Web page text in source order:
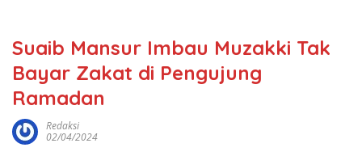
Suaib Mansur Imbau Muzakki Tak
Bayar Zakat di Pengujung
Ramadan
Redaksi
02/04/2024